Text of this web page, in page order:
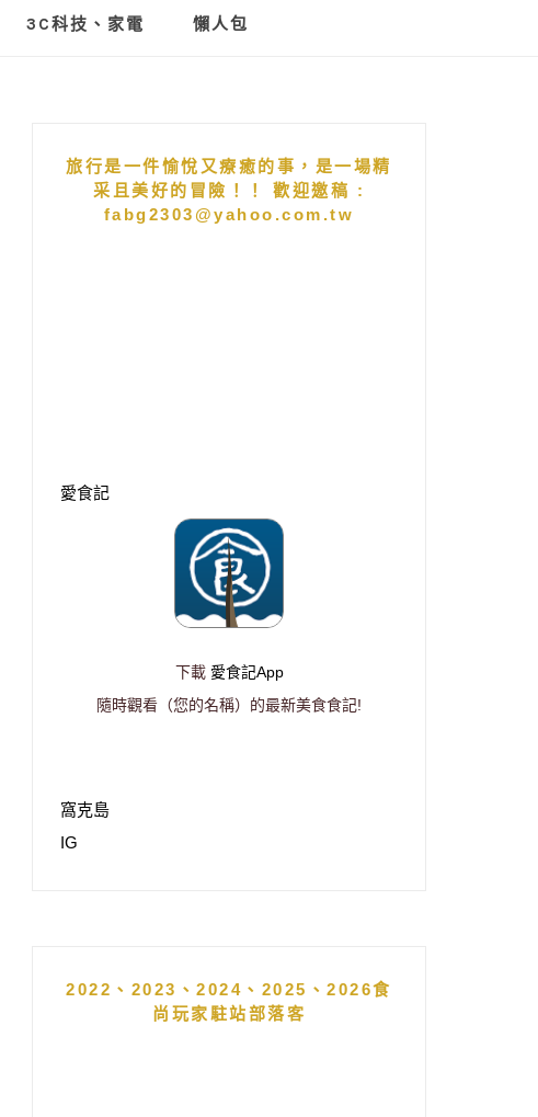
3C科技、家電 懶人包
旅行是一件愉悅又療癒的事，是一場精
采且美好的冒險！！ 歡迎邀稿 :
fabg2303@yahoo.com.tw
愛食記
下載 愛食記App
隨時觀看（您的名稱）的最新美食食記!
窩克島
IG
2022、2023、2024、2025、2026食
尚玩家駐站部落客